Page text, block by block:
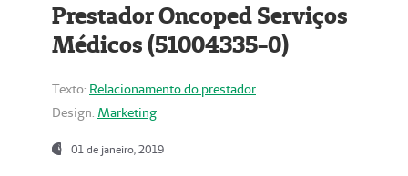
Prestador Oncoped Serviços
Médicos (51004335-0)
Texto: Relacionamento do prestador
Design: Marketing
01 de janeiro, 2019